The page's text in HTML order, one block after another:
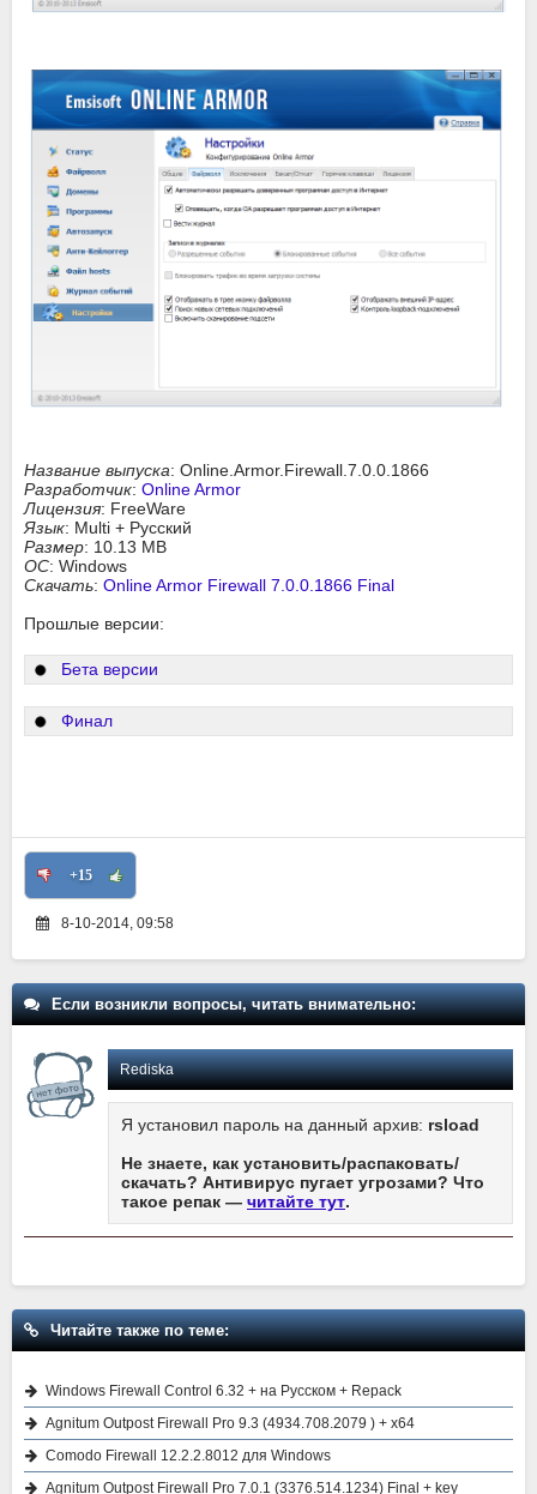
Название выпуска: Online.Armor.Firewall.7.0.0.1866
Разработчик: Online Armor
Лицензия: FreeWare
Язык: Multi + Русский
Размер: 10.13 MB
ОС: Windows
Скачать: Online Armor Firewall 7.0.0.1866 Final
Прошлые версии:
Бета версии
Финал
+15
8-10-2014, 09:58
Если возникли вопросы, читать внимательно:
Rediska
Я установил пароль на данный архив: rsload
Не знаете, как установить/распаковать/
скачать? Антивирус пугает угрозами? Что
такое репак — читайте тут.
Читайте также по теме:
Windows Firewall Control 6.32 + на Русском + Repack
Agnitum Outpost Firewall Pro 9.3 (4934.708.2079 ) + x64
Comodo Firewall 12.2.2.8012 для Windows
Agnitum Outpost Firewall Pro 7.0.1 (3376.514.1234) Final + key